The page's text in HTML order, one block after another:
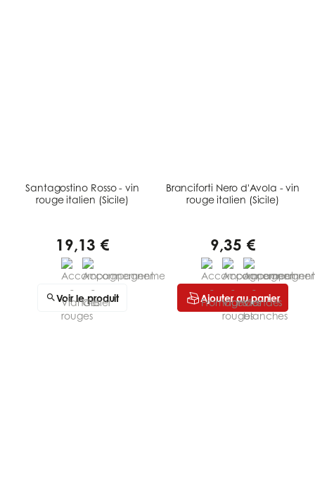
Santagostino Rosso - vin
rouge italien (Sicile)
19,13 €
Voir le produit
Branciforti Nero d'Avola - vin
rouge italien (Sicile)
9,35 €
Ajouter au panier